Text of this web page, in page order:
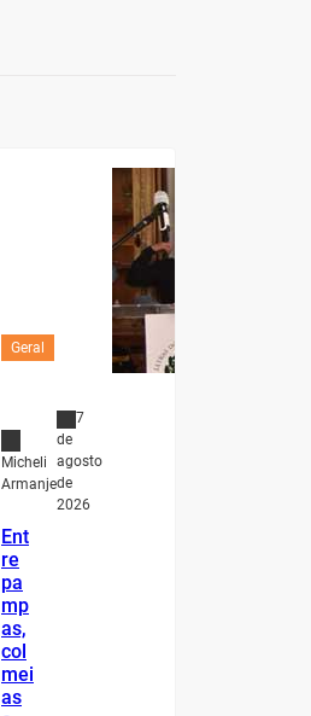
Geral
Micheli
Armanje
7
de
agosto
de
2026
Ent
re
pa
mp
as,
col
mei
as